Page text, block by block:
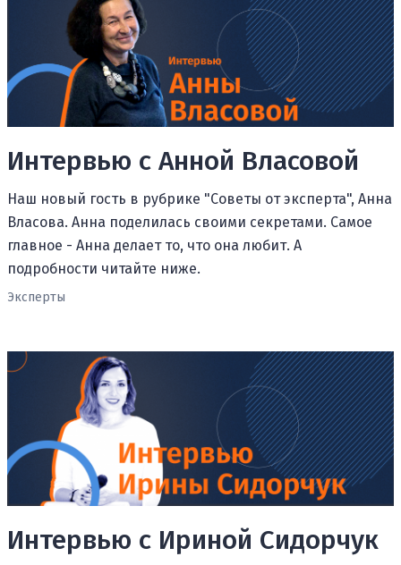
Интервью с Анной Власовой
Наш новый гость в рубрике "Советы от эксперта", Анна
Власова. Анна поделилась своими секретами. Самое
главное - Анна делает то, что она любит. А
подробности читайте ниже.
Эксперты
Интервью с Ириной Сидорчук